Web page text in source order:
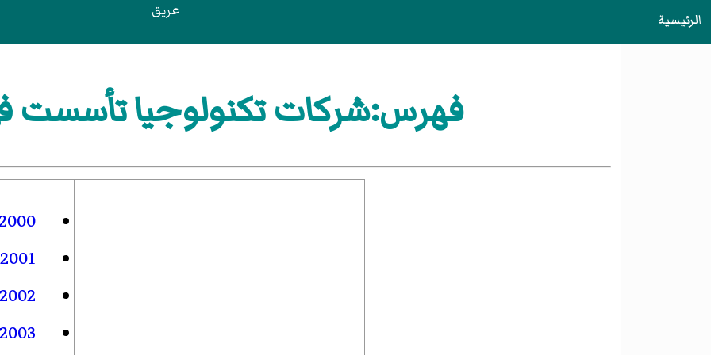
الرئيسية عريق
فهرس:شركات تكنولوجيا تأسست في
2001